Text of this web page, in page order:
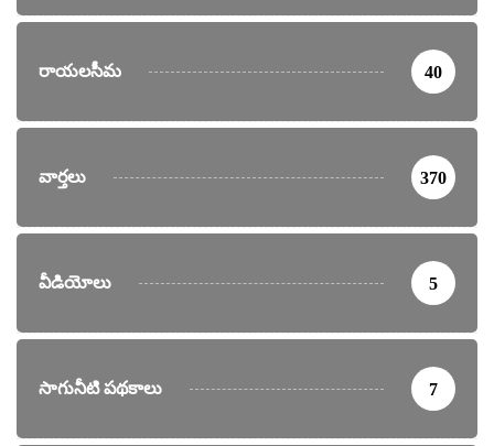
రాయలసీమ 40
వార్తలు 370
వీడియోలు 5
సాగునీటి పథకాలు 7